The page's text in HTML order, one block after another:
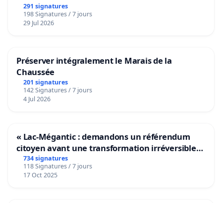
291 signatures
198 Signatures / 7 jours
29 Jul 2026
Préserver intégralement le Marais de la
Chaussée
201 signatures
142 Signatures / 7 jours
4 Jul 2026
« Lac-Mégantic : demandons un référendum
citoyen avant une transformation irréversible
de notre territoire »
734 signatures
118 Signatures / 7 jours
17 Oct 2025